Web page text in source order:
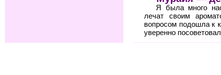
Я была много
лечат своим
вопросом подошла к
уверенно